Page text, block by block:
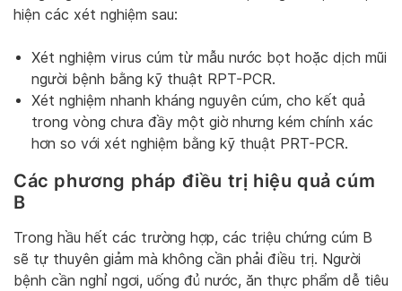
hiện các xét nghiệm sau:
Xét nghiệm virus cúm từ mẫu nước bọt hoặc dịch mũi
người bệnh bằng kỹ thuật RPT-PCR.
Xét nghiệm nhanh kháng nguyên cúm, cho kết quả
trong vòng chưa đầy một giờ nhưng kém chính xác
hơn so với xét nghiệm bằng kỹ thuật PRT-PCR.
Các phương pháp điều trị hiệu quả cúm
B
Trong hầu hết các trường hợp, các triệu chứng cúm B
sẽ tự thuyên giảm mà không cần phải điều trị. Người
bệnh cần nghỉ ngơi, uống đủ nước, ăn thực phẩm dễ tiêu